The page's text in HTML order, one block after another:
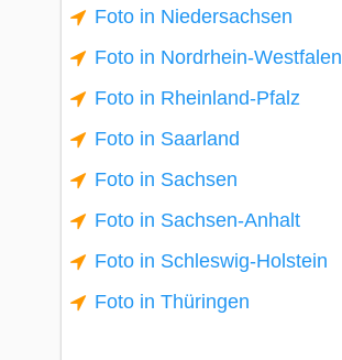
Foto in Niedersachsen
Foto in Nordrhein-Westfalen
Foto in Rheinland-Pfalz
Foto in Saarland
Foto in Sachsen
Foto in Sachsen-Anhalt
Foto in Schleswig-Holstein
Foto in Thüringen